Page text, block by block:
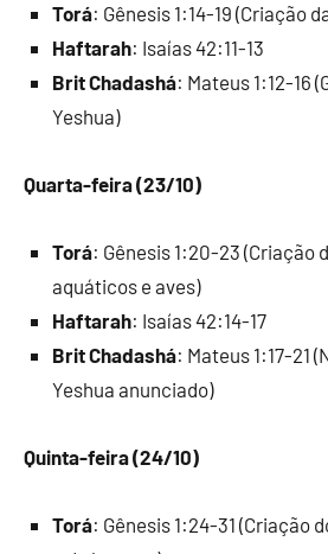
Torá: Gênesis 1:14-19 (Criação
Haftarah: Isaías 42:11-13
Brit Chadashá: Mateus 1:12-16
Yeshua)
Quarta-feira (23/10)
Torá: Gênesis 1:20-23 (Criação
aquáticos e aves)
Haftarah: Isaías 42:14-17
Brit Chadashá: Mateus 1:17-21
Yeshua anunciado)
Quinta-feira (24/10)
Torá: Gênesis 1:24-31 (Criação